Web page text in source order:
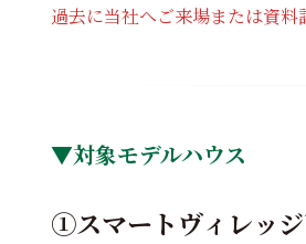
過去に当社へご来場または資料
▼対象モデルハウス
①スマートヴィレッ